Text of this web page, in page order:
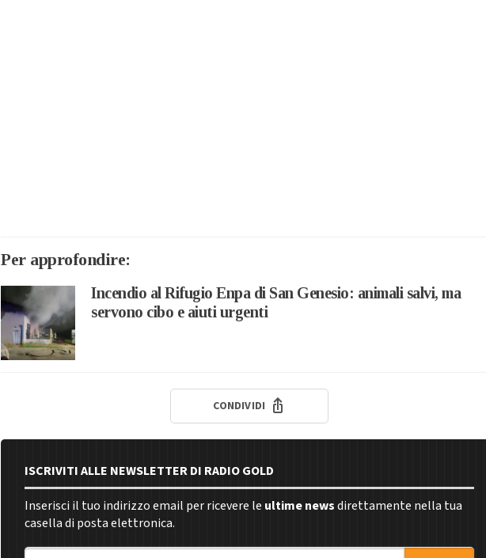
Per approfondire:
Incendio al Rifugio Enpa di San Genesio: animali salvi, ma
servono cibo e aiuti urgenti
CONDIVIDI
ISCRIVITI ALLE NEWSLETTER DI RADIO GOLD
Inserisci il tuo indirizzo email per ricevere le ultime newsdirettamente nella tua
casella di posta elettronica.